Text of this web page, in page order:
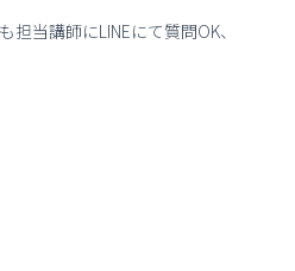
当講師にLINEにて質問OK、